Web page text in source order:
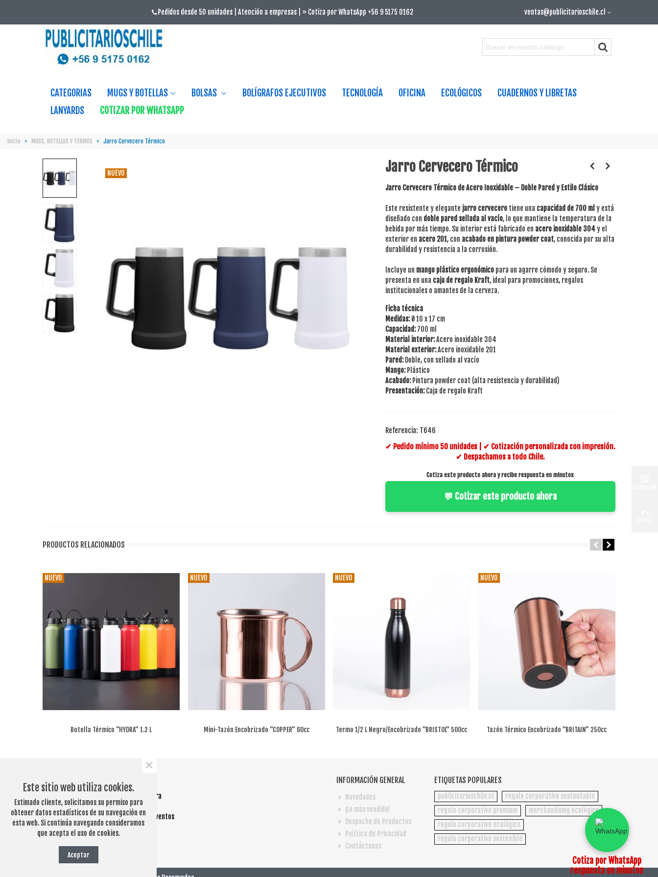
Pedidos desde 50 unidades | Atención a empresas | » Cotiza por WhatsApp +56 9 5175 0162 ventas@publicitarioschile.cl
CATEGORIAS MUGS Y BOTELLAS BOLSAS BOLÍGRAFOS EJECUTIVOS TECNOLOGÍA OFICINA ECOLÓGICOS
CUADERNOS Y LIBRETAS
LANYARDS
COTIZAR POR WHATSAPP
Inicio > MUGS, BOTELLAS Y TERMOS > Jarro Cervecero Térmico
NUEVO Jarro Cervecero Térmico
Jarro Cervecero Térmico de Acero Inoxidable – Doble Pared y Estilo Clásico
Este resistente y elegante jarro cervecerotiene una capacidad de 700 ml y está
diseñado con doble pared sellada al vacío, lo que mantiene la temperatura de la
bebida por más tiempo. Su interior está fabricado en acero inoxidable 304y el
exterior en acero 201, con acabado en pintura powder coat, conocida por su alta
durabilidad y resistencia a la corrosión.
Incluye un mango plástico ergonómicopara un agarre cómodo y seguro. Se
presenta en una caja de regalo Kraft, ideal para promociones, regalos
institucionales o amantes de la cerveza.
Ficha técnica
Medidas:Ø 10 x 17 cm
Capacidad:700 ml
Material interior:Acero inoxidable 304
Material exterior:Acero inoxidable 201
Pared:Doble, con sellado al vacío
Mango:Plástico
Acabado:Pintura powder coat (alta resistencia y durabilidad)
Presentación:Caja de regalo Kraft
Referencia: T646
✔ Pedido mínimo 50 unidades | ✔ Cotización personalizada con impresión.
✔ Despachamos a todo Chile.
Cotiza este producto ahora y recibe respuesta en minutos
💬 Cotizar este producto ahora
PRODUCTOS RELACIONADOS
NUEVO
Botella Térmico "HYDRA" 1.2 L
NUEVO
Mini-Tazón Encobrizado "COPPER" 60cc
NUEVO
Termo 1/2 L Negro/encobrizado "BRISTOL" 500cc
NUEVO
Tazón Térmico Encobrizado "BRITAIN" 250cc
QUE HACEMOS
para
empresas.
Merchandising promocional ideal para eventos
y acciones comerciales.
INFORMACIÓN GENERAL
Novedades
¡Lo más vendido!
Despacho de Productos
Política de Privacidad
Contáctanos
ETIQUETAS POPULARES
publicitarioschile.cl
regalo corporativo sustentable
regalo corporativo premium
merchandising ecológico
regalo corporativo ecológico
regalo corporativo sostenible
Este sitio web utiliza cookies.
Estimado cliente, solicitamos su permiso para
obtener datos estadísticos de su navegación en
esta web. Si continúa navegando consideramos
que acepta el uso de cookies.
Aceptar
×
Cotiza por WhatsApp
respuesta en minutos